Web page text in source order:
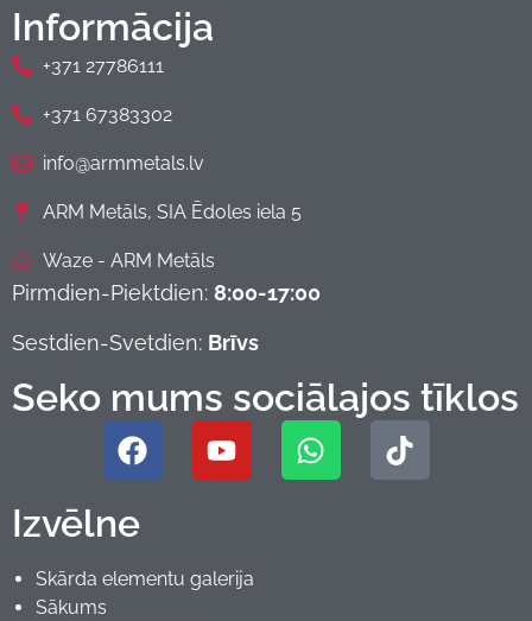
Informācija
+371 27786111
+371 67383302
info@armmetals.lv
ARM Metāls, SIA Ēdoles iela 5
Waze - ARM Metāls
Pirmdien-Piektdien: 8:00-17:00
Sestdien-Svetdien: Brīvs
Seko mums sociālajos tīklos
Izvēlne
Skārda elementu galerija
Sākums